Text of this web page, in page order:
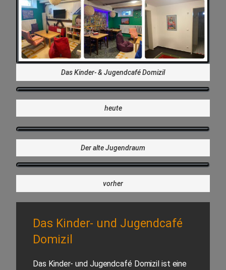
Das Kinder- & Jugendcafé Domizil
heute
Der alte Jugendraum
vorher
Das Kinder- und Jugendcafé
Domizil
Das Kinder- und Jugendcafé Domizil ist eine